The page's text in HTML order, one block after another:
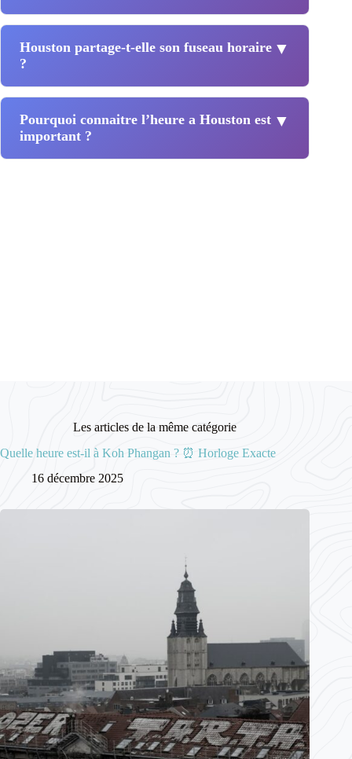
Houston partage-t-elle son fuseau horaire
?
▼
Pourquoi connaitre l’heure a Houston est
important ?
▼
Les articles de la même catégorie
Quelle heure est-il à Koh Phangan ? ⏰ Horloge Exacte
16 décembre 2025